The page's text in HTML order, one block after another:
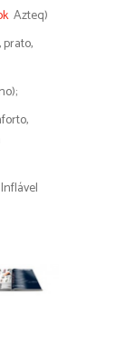
Azteq)